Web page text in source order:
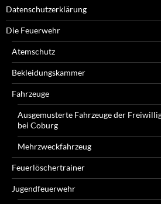
Datenschutzerklärung
Die Feuerwehr
Atemschutz
Bekleidungskammer
Fahrzeuge
Ausgemusterte Fahrzeuge der
bei Coburg
Mehrzweckfahrzeug
Feuerlöschertrainer
Jugendfeuerwehr